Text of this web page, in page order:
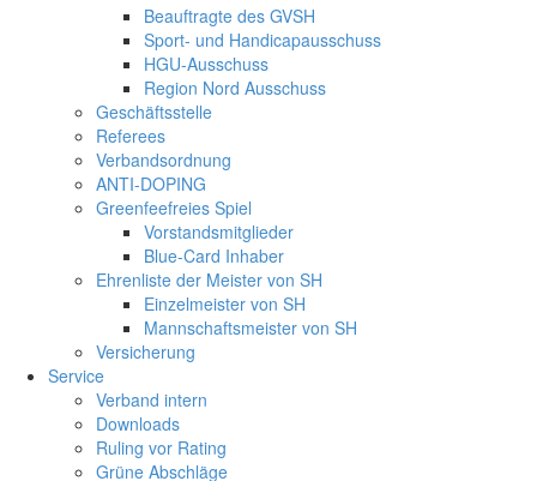
Beauftragte des GVSH
Sport- und Handicapausschuss
HGU-Ausschuss
Region Nord Ausschuss
Geschäftsstelle
Referees
Verbandsordnung
ANTI-DOPING
Greenfeefreies Spiel
Vorstandsmitglieder
Blue-Card Inhaber
Ehrenliste der Meister von SH
Einzelmeister von SH
Mannschaftsmeister von SH
Versicherung
Service
Verband intern
Downloads
Ruling vor Rating
Grüne Abschläge